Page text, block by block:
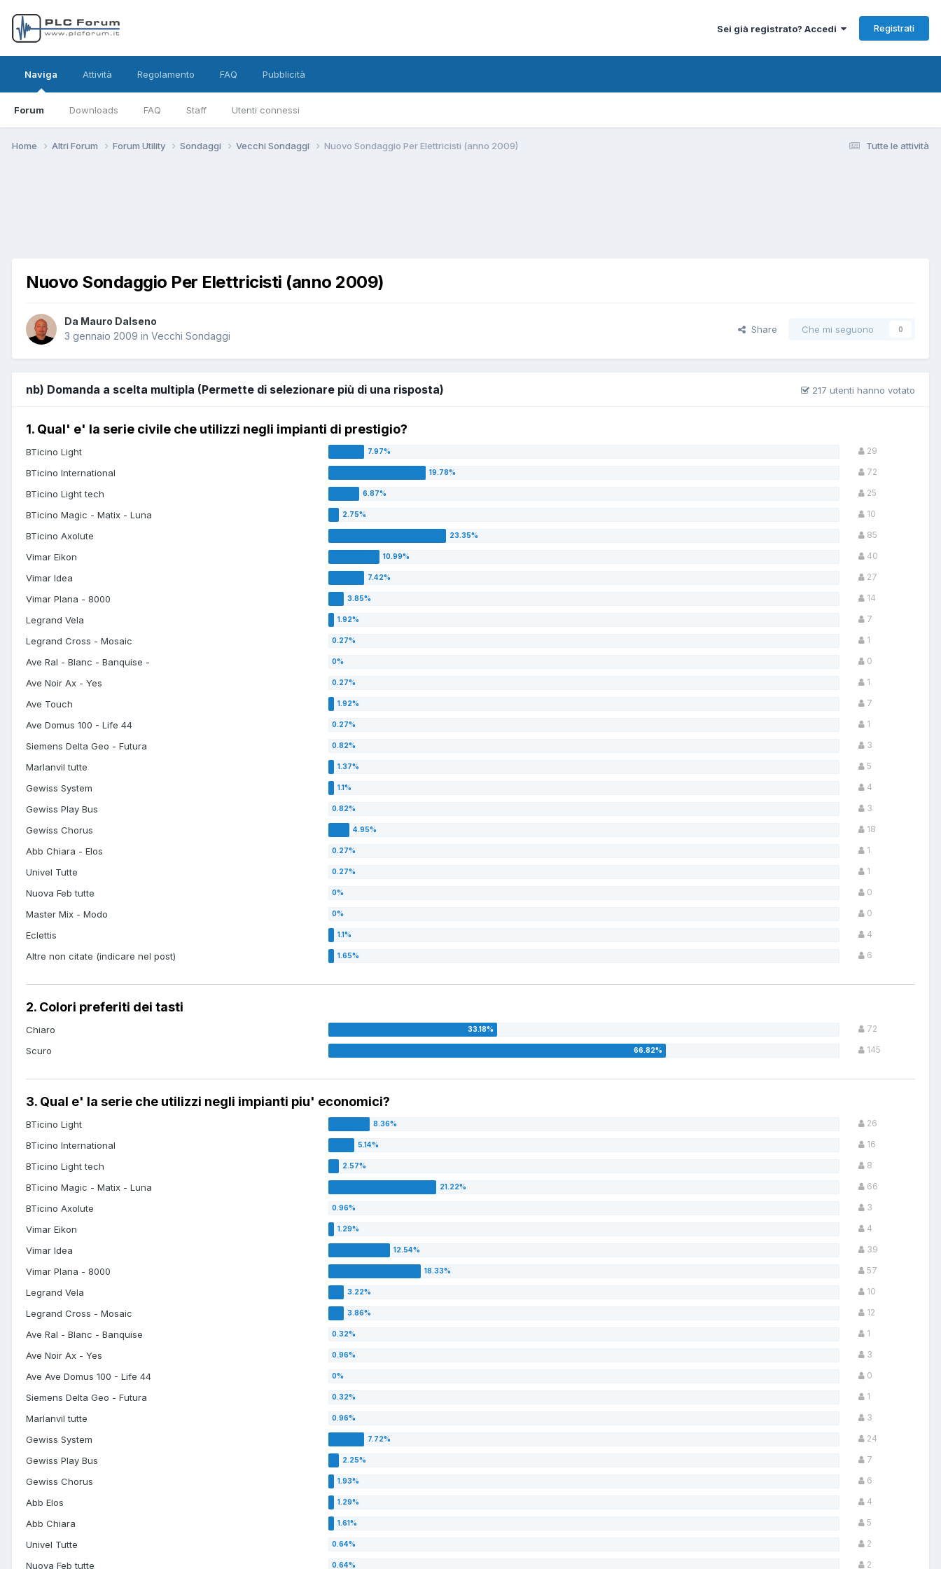
Sei già registrato? Accedi Registrati
Naviga
Forum Downloads FAQ Staff Utenti connessi
Attività Regolamento FAQ Pubblicità
Tutte le attività
Home Altri Forum Forum Utility Sondaggi Vecchi Sondaggi Nuovo Sondaggio Per Elettricisti (anno 2009)
Nuovo Sondaggio Per Elettricisti (anno 2009)
Da Mauro Dalseno
3 gennaio 2009 in Vecchi Sondaggi
Share Che mi seguono 0
nb) Domanda a scelta multipla (Permette di selezionare più di una risposta) 217 utenti hanno votato
1. Qual' e' la serie civile che utilizzi negli impianti di prestigio?
BTicino Light 29
BTicino International 72
BTicino Light tech 25
BTicino Magic - Matix - Luna 10
BTicino Axolute 85
Vimar Eikon 40
Vimar Idea 27
Vimar Plana - 8000 14
Legrand Vela 7
Legrand Cross - Mosaic 1
Ave Ral - Blanc - Banquise - 0
Ave Noir Ax - Yes 1
Ave Touch 7
Ave Domus 100 - Life 44 1
Siemens Delta Geo - Futura 3
Marlanvil tutte 5
Gewiss System 4
Gewiss Play Bus 3
Gewiss Chorus 18
Abb Chiara - Elos 1
Univel Tutte 1
Nuova Feb tutte 0
Master Mix - Modo 0
Eclettis 4
Altre non citate (indicare nel post) 6
2. Colori preferiti dei tasti
Chiaro 72
Scuro 145
3. Qual e' la serie che utilizzi negli impianti piu' economici?
BTicino Light 26
BTicino International 16
BTicino Light tech 8
BTicino Magic - Matix - Luna 66
BTicino Axolute 3
Vimar Eikon 4
Vimar Idea 39
Vimar Plana - 8000 57
Legrand Vela 10
Legrand Cross - Mosaic 12
Ave Ral - Blanc - Banquise 1
Ave Noir Ax - Yes 3
Ave Ave Domus 100 - Life 44 0
Siemens Delta Geo - Futura 1
Marlanvil tutte 3
Gewiss System 24
Gewiss Play Bus 7
Gewiss Chorus 6
Abb Elos 4
Abb Chiara 5
Univel Tutte 2
Nuova Feb tutte 2